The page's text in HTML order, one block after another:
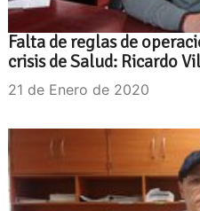
Falta de reglas de
crisis de Salud: Ricardo
21 de Enero de 2020